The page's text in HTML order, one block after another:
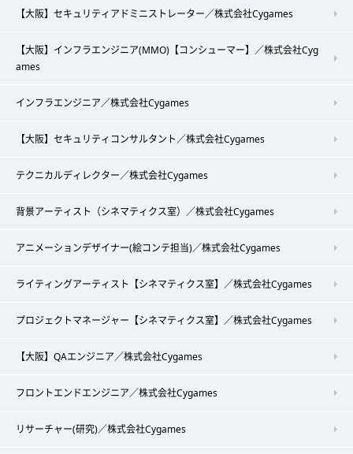
【大阪】セキュリティアドミニストレーター／株式会社Cygames
【大阪】インフラエンジニア(MMO)【コンシューマー】／株式会社Cyg
ames
インフラエンジニア／株式会社Cygames
【大阪】セキュリティコンサルタント／株式会社Cygames
テクニカルディレクター／株式会社Cygames
背景アーティスト（シネマティクス室）／株式会社Cygames
アニメーションデザイナー(絵コンテ担当)／株式会社Cygames
ライティングアーティスト【シネマティクス室】／株式会社Cygames
プロジェクトマネージャー【シネマティクス室】／株式会社Cygames
【大阪】QAエンジニア／株式会社Cygames
フロントエンドエンジニア／株式会社Cygames
リサーチャー(研究)／株式会社Cygames